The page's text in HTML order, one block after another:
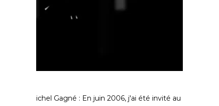
ichel Gagné : En juin 2006, j'ai été invité au